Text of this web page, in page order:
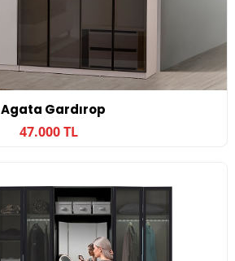
Agata Gardırop
47.000 TL